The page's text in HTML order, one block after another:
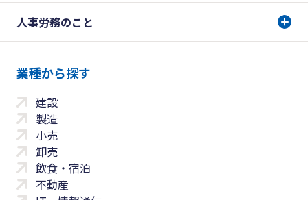
人事労務のこと
業種から探す
建設
製造
小売
卸売
飲食・宿泊
不動産